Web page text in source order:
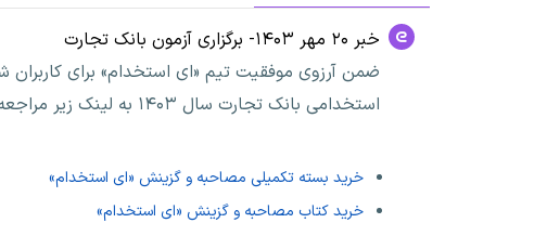
خبر ۲۰ مهر ۱۴۰۳- برگزاری آزمون بانک تجارت
ضمن آرزوی موفقیت تیم «ای استخدام» برای
استخدامی بانک تجارت سال ۱۴۰۳ به لینک زیر مراجعه کنید
خرید بسته تکمیلی مصاحبه و گزینش «ای استخدام»
خرید کتاب مصاحبه و گزینش «ای استخدام»